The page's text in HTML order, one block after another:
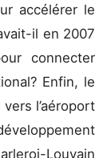
accélérer le
il en 2007
connecter
Enfin, le
l’aéroport
Louvain